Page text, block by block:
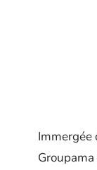
Immergée